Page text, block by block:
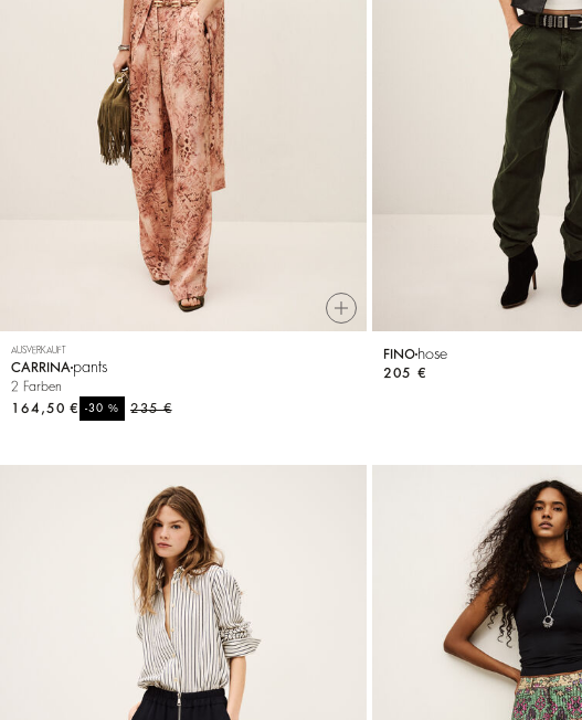
AUSVERKAUFT
CARRINA pants
2 Farben
235 €
-30%
164,50 €
FINO hose
205 €